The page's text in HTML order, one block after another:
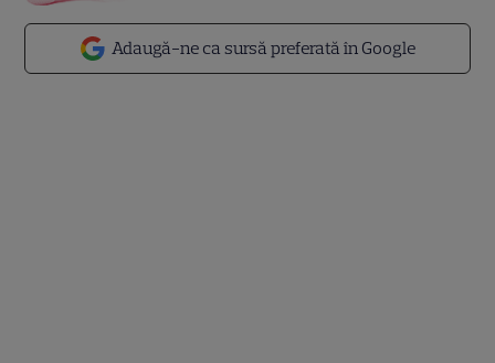
Adaugă-ne ca sursă preferată în Google